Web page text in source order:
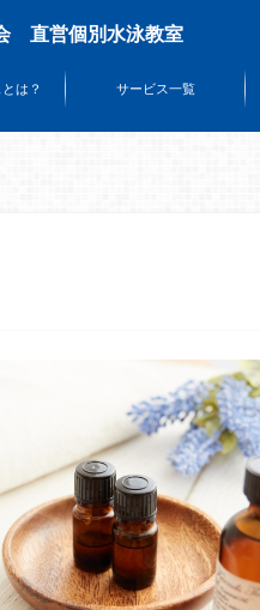
直営個別水泳教室
は？ サービス一覧